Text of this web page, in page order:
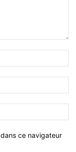
ce navigateur